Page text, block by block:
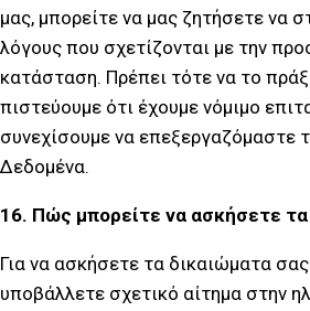
μας, μπορείτε να μας ζητήσετε να
λόγους που σχετίζονται με την
κατάσταση. Πρέπει τότε να το
πιστεύουμε ότι έχουμε νόμιμο
συνεχίσουμε να επεξεργαζόμαστε
Δεδομένα.
16. Πώς μπορείτε να ασκήσετε
Για να ασκήσετε τα δικαιώματα
υποβάλλετε σχετικό αίτημα στην